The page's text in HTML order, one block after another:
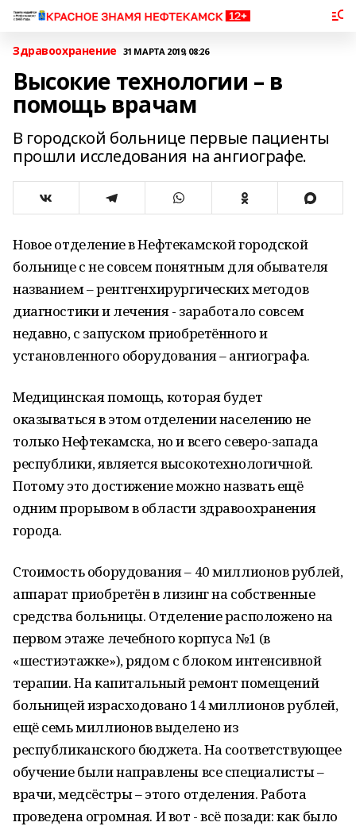
Здравоохранение 31 МАРТА 2019, 08:26
Высокие технологии – в
помощь врачам
В городской больнице первые пациенты
прошли исследования на ангиографе.
Новое отделение в Нефтекамской городской
больнице с не совсем понятным для обывателя
названием – рентгенхирургических методов
диагностики и лечения - заработало совсем
недавно, с запуском приобретённого и
установленного оборудования – ангиографа.
Медицинская помощь, которая будет
оказываться в этом отделении населению не
только Нефтекамска, но и всего северо-запада
республики, является высокотехнологичной.
Потому это достижение можно назвать ещё
одним прорывом в области здравоохранения
города.
Стоимость оборудования – 40 миллионов рублей,
аппарат приобретён в лизинг на собственные
средства больницы. Отделение расположено на
первом этаже лечебного корпуса №1 (в
«шестиэтажке»), рядом с блоком интенсивной
терапии. На капитальный ремонт помещений
больницей израсходовано 14 миллионов рублей,
ещё семь миллионов выделено из
республиканского бюджета. На соответствующее
обучение были направлены все специалисты –
врачи, медсёстры – этого отделения. Работа
проведена огромная. И вот - всё позади: как было